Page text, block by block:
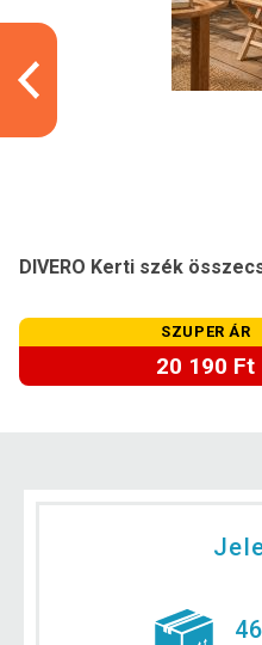
DIVERO Kerti szék
SZUPER ÁR
20 190 Ft